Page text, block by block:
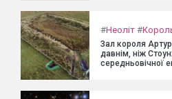
#Неоліт #
Зал короля
давнім, ніж
середньовічної